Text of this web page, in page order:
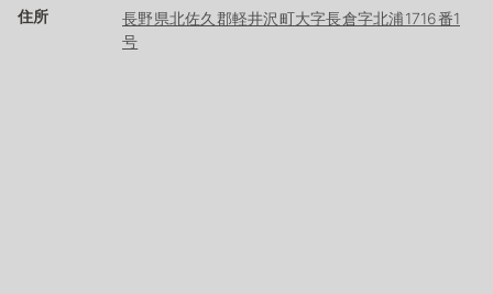
住所
長野県北佐久郡軽井沢町大字長倉字北浦1716番1
号